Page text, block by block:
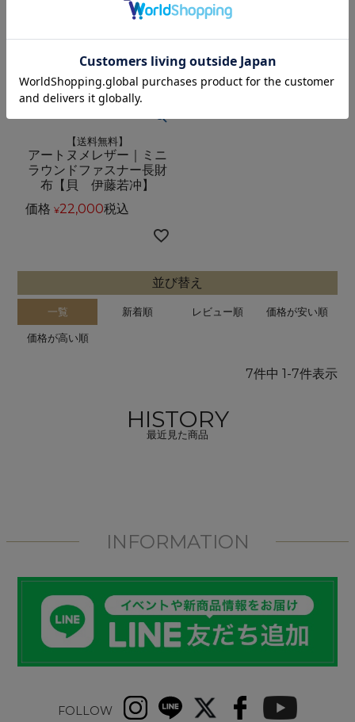
【送料無料】
アートヌメレザー｜ミニ
ラウンドファスナー長財
布【貝 伊藤若冲】
価格 ¥22,000税込
並び替え
一覧 新着順 レビュー順 価格が安い順
価格が高い順
7件中 1-7件表示
HISTORY
最近見た商品
INFORMATION
FOLLOW